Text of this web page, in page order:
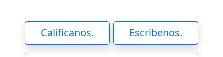
Calificanos. Escribenos.